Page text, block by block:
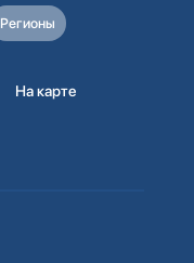
Регионы
На карте